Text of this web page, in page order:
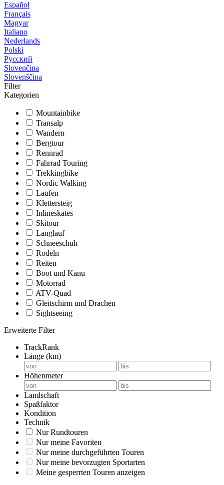
Español
Français
Magyar
Italiano
Nederlands
Polski
Русский
Slovenčina
Slovenščina
Filter
Kategorien
Mountainbike
Transalp
Wandern
Bergtour
Rennrad
Fahrrad Touring
Trekkingbike
Nordic Walking
Laufen
Klettersteig
Inlineskates
Skitour
Langlauf
Schneeschuh
Rodeln
Reiten
Boot und Kanu
Motorrad
ATV-Quad
Gleitschirm und Drachen
Sightseeing
Erweiterte Filter
TrackRank
Länge (km)
Höhenmeter
Landschaft
Spaßfaktor
Kondition
Technik
Nur Rundtouren
Nur meine Favoriten
Nur meine durchgeführten Touren
Nur meine bevorzugten Sportarten
Meine gesperrten Touren anzeigen